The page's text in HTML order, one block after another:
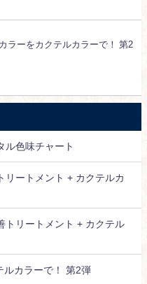
ラーをカクテルカラーで！ 第2
色味チャート
ートメント + カクテルカ
リートメント + カクテル
ルカラーで！ 第2弾